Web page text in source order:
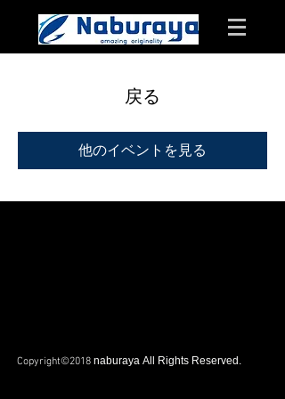
戻る
他のイベントを見る
Copyright©2018 naburaya All Rights Reserved.